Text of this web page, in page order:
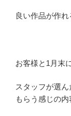
良い作品が作れ
お客様と1月末
スタッフが選
もらう感じの内